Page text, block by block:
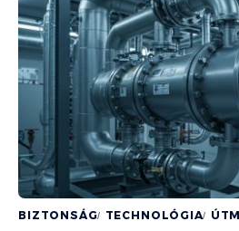
BIZTONSÁG TECHNOLÓGIA